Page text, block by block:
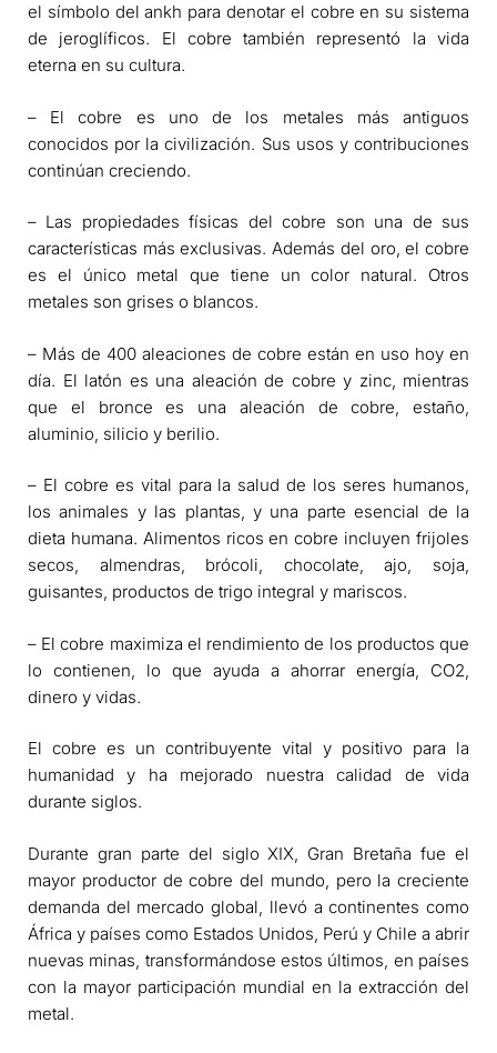
el símbolo del ankh para denotar el cobre en su sistema
de jeroglíficos. El cobre también representó la vida
eterna en su cultura.
– El cobre es uno de los metales más antiguos
conocidos por la civilización. Sus usos y contribuciones
continúan creciendo.
– Las propiedades físicas del cobre son una de sus
características más exclusivas. Además del oro, el cobre
es el único metal que tiene un color natural. Otros
metales son grises o blancos.
– Más de 400 aleaciones de cobre están en uso hoy en
día. El latón es una aleación de cobre y zinc, mientras
que el bronce es una aleación de cobre, estaño,
aluminio, silicio y berilio.
– El cobre es vital para la salud de los seres humanos,
los animales y las plantas, y una parte esencial de la
dieta humana. Alimentos ricos en cobre incluyen frijoles
secos, almendras, brócoli, chocolate, ajo, soja,
guisantes, productos de trigo integral y mariscos.
– El cobre maximiza el rendimiento de los productos que
lo contienen, lo que ayuda a ahorrar energía, CO2,
dinero y vidas.
El cobre es un contribuyente vital y positivo para la
humanidad y ha mejorado nuestra calidad de vida
durante siglos.
Durante gran parte del siglo XIX, Gran Bretaña fue el
mayor productor de cobre del mundo, pero la creciente
demanda del mercado global, llevó a continentes como
África y países como Estados Unidos, Perú y Chile a abrir
nuevas minas, transformándose estos últimos, en países
con la mayor participación mundial en la extracción del
metal.